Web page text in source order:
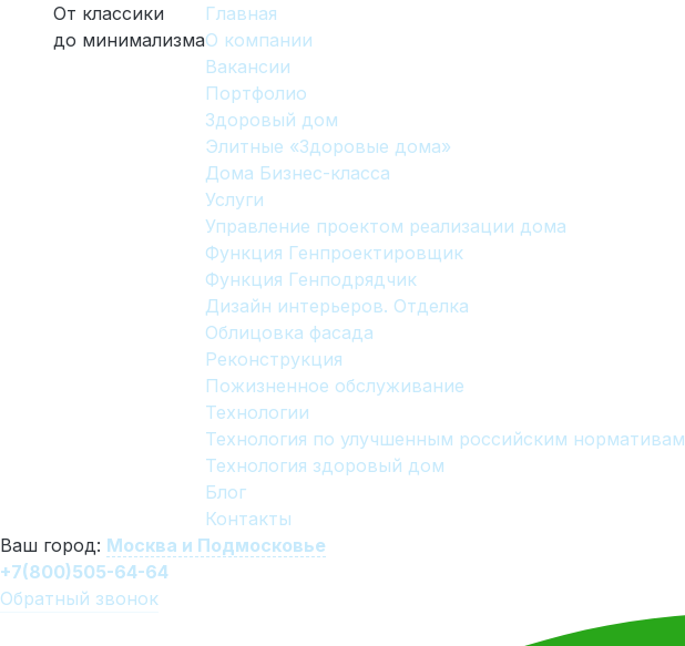
От классики
до минимализма
Главная
О компании
Вакансии
Портфолио
Здоровый дом
Элитные «Здоровые дома»
Дома Бизнес-класса
Услуги
Управление проектом реализации дома
Функция Генпроектировщик
Функция Генподрядчик
Дизайн интерьеров. Отделка
Облицовка фасада
Реконструкция
Пожизненное обслуживание
Технологии
Технология по улучшенным российским нормативам
Технология здоровый дом
Блог
Контакты
Ваш город: Москва и Подмосковье
+7(800)505-64-64
Обратный звонок